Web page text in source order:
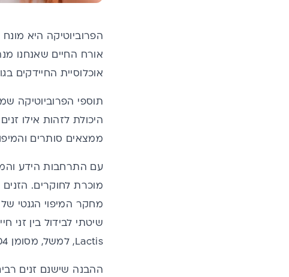
הפרוביוטיקה היא
אורח החיים שאנחנו
אוכלוסיית החיידקים
תוספי הפרוביוטיקה
היכולת לזהות אילו
ממצאים סותרים
עם התרחבות הידע
מוכרת לחוקרים.
מחקר המיפוי הגנטי של
Lactis, למשל, מסומן BI-04 וכך אנחנו יודעים שזהו זן מזוהה ומוכר.
ההבנה שישנם זנים